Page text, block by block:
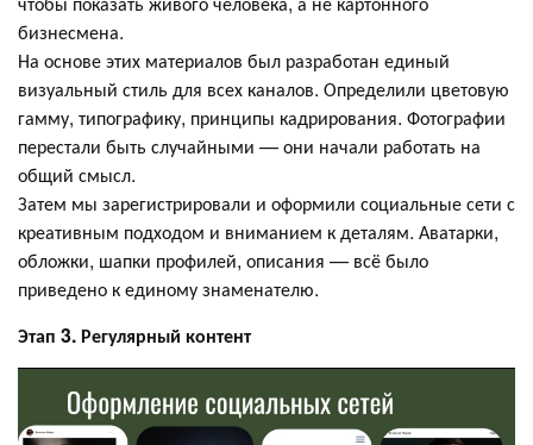
бизнесмена.
На основе этих материалов был разработан единый
визуальный стиль для всех каналов. Определили цветовую
гамму, типографику, принципы кадрирования. Фотографии
перестали быть случайными — они начали работать на
общий смысл.
Затем мы зарегистрировали и оформили социальные сети с
креативным подходом и вниманием к деталям. Аватарки,
обложки, шапки профилей, описания — всё было
приведено к единому знаменателю.
Этап 3. Регулярный контент